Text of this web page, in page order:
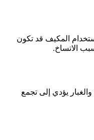
المكيف قد تكون
الاتساخ.
يؤدي إلى تجمع